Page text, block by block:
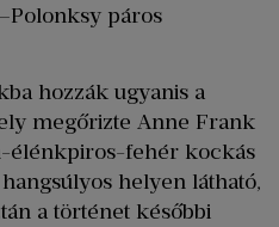
páros
hozzák ugyanis a
megőrizte Anne Frank
élénkpiros-fehér kockás
helyen látható,
a történet későbbi